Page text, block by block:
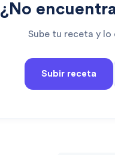
¿No
Sube tu receta y
Subir receta